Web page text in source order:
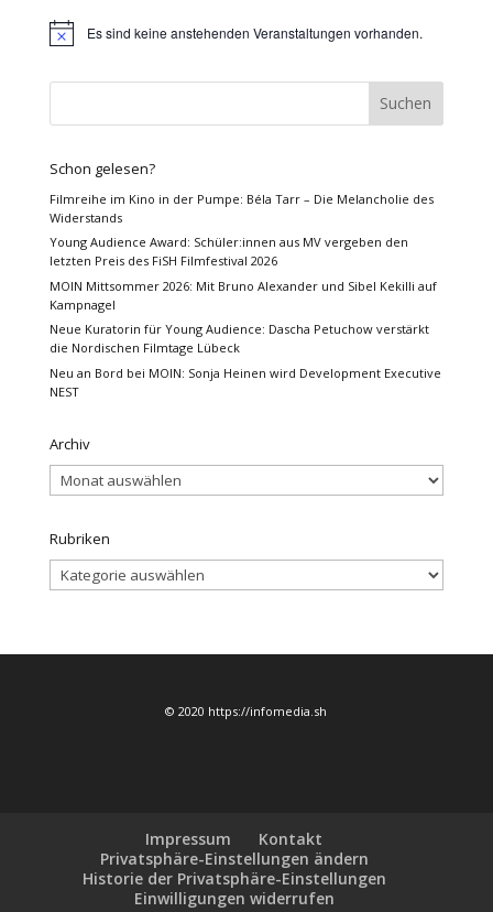
HinweisEs sind keine anstehenden Veranstaltungen vorhanden.
Schon gelesen?
Filmreihe im Kino in der Pumpe: Béla Tarr – Die Melancholie des
Widerstands
Young Audience Award: Schüler:innen aus MV vergeben den
letzten Preis des FiSH Filmfestival 2026
MOIN Mittsommer 2026: Mit Bruno Alexander und Sibel Kekilli auf
Kampnagel
Neue Kuratorin für Young Audience: Dascha Petuchow verstärkt
die Nordischen Filmtage Lübeck
Neu an Bord bei MOIN: Sonja Heinen wird Development Executive
NEST
Archiv
Archiv
Rubriken
Rubriken
© 2020 https://infomedia.sh
Impressum
Kontakt
Privatsphäre-Einstellungen ändern
Historie der Privatsphäre-Einstellungen
Einwilligungen widerrufen